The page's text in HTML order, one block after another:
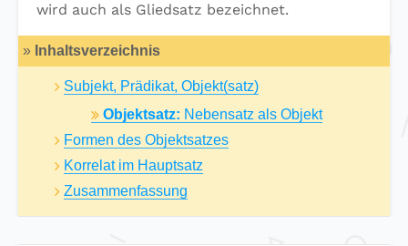
wird auch als Gliedsatz bezeichnet.
» Inhaltsverzeichnis
Subjekt, Prädikat, Objekt(satz)
Objektsatz: Nebensatz als Objekt
Formen des Objektsatzes
Korrelat im Hauptsatz
Zusammenfassung